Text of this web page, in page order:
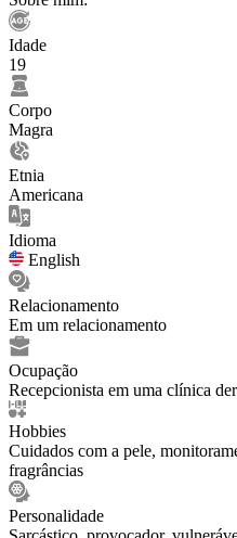
Idade
19
Corpo
Magra
Etnia
Americana
Idioma
English
Relacionamento
Em um relacionamento
Ocupação
Recepcionista em uma clínica
Hobbies
Cuidados com a pele,
fragrâncias
Personalidade